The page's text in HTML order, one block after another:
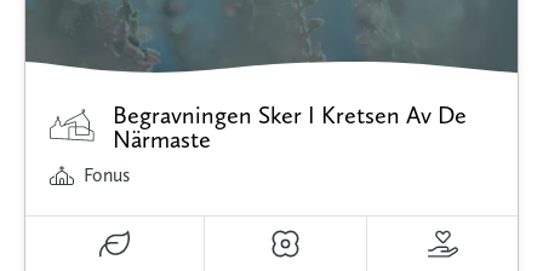
Begravningen Sker I Kretsen Av De
Närmaste
Fonus